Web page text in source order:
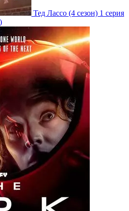
Тед Лассо (4 сезон) 1 серия